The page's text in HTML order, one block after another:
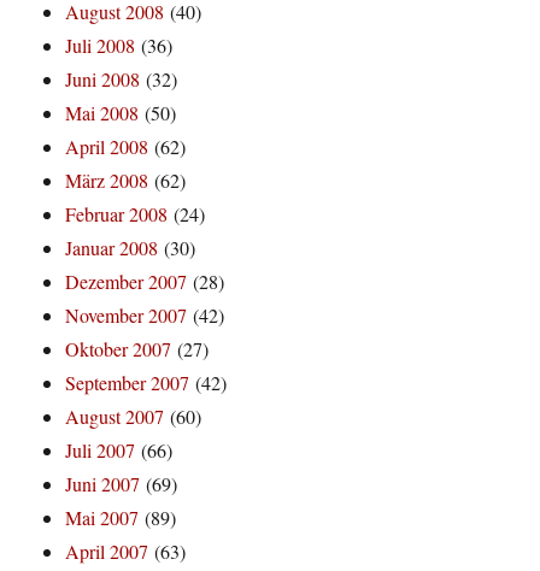
August 2008 (40)
Juli 2008 (36)
Juni 2008 (32)
Mai 2008 (50)
April 2008 (62)
März 2008 (62)
Februar 2008 (24)
Januar 2008 (30)
Dezember 2007 (28)
November 2007 (42)
Oktober 2007 (27)
September 2007 (42)
August 2007 (60)
Juli 2007 (66)
Juni 2007 (69)
Mai 2007 (89)
April 2007 (63)